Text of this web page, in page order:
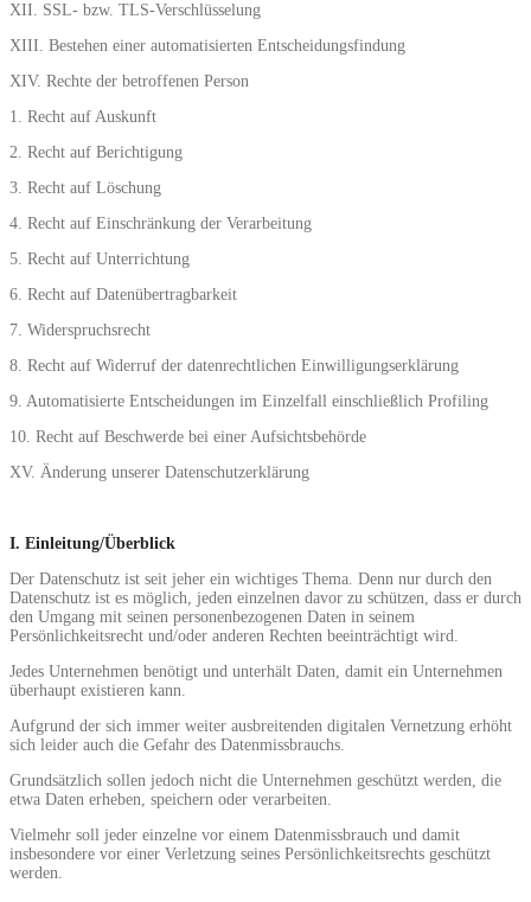
XII. SSL- bzw. TLS-Verschlüsselung
XIII. Bestehen einer automatisierten Entscheidungsfindung
XIV. Rechte der betroffenen Person
1. Recht auf Auskunft
2. Recht auf Berichtigung
3. Recht auf Löschung
4. Recht auf Einschränkung der Verarbeitung
5. Recht auf Unterrichtung
6. Recht auf Datenübertragbarkeit
7. Widerspruchsrecht
8. Recht auf Widerruf der datenrechtlichen Einwilligungserklärung
9. Automatisierte Entscheidungen im Einzelfall einschließlich Profiling
10. Recht auf Beschwerde bei einer Aufsichtsbehörde
XV. Änderung unserer Datenschutzerklärung
I. Einleitung/Überblick
Der Datenschutz ist seit jeher ein wichtiges Thema. Denn nur durch den
Datenschutz ist es möglich, jeden einzelnen davor zu schützen, dass er durch
den Umgang mit seinen personenbezogenen Daten in seinem
Persönlichkeitsrecht und/oder anderen Rechten beeinträchtigt wird.
Jedes Unternehmen benötigt und unterhält Daten, damit ein Unternehmen
überhaupt existieren kann.
Aufgrund der sich immer weiter ausbreitenden digitalen Vernetzung erhöht
sich leider auch die Gefahr des Datenmissbrauchs.
Grundsätzlich sollen jedoch nicht die Unternehmen geschützt werden, die
etwa Daten erheben, speichern oder verarbeiten.
Vielmehr soll jeder einzelne vor einem Datenmissbrauch und damit
insbesondere vor einer Verletzung seines Persönlichkeitsrechts geschützt
werden.